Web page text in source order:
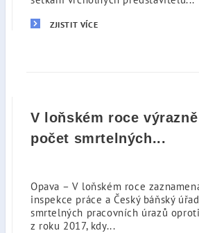
ZJISTIT VÍCE
V loňském roce
počet smrtelných...
Opava – V loňském roce
inspekce práce a Český báňský
smrtelných pracovních úrazů
z roku 2017, kdy...